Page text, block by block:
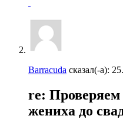
Barracuda сказал(-а):
re: Проверяем
жениха до